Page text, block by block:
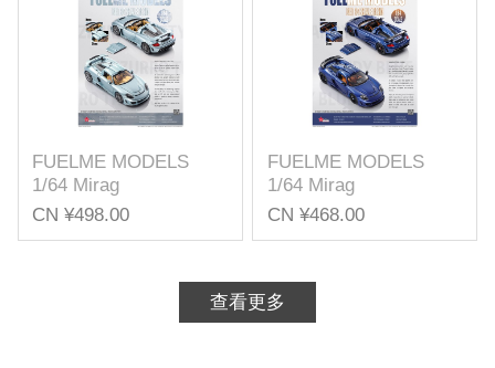
FUELME MODELS
1/64 Mirag
CN ¥498.00
FUELME MODELS
1/64 Mirag
CN ¥468.00
查看更多